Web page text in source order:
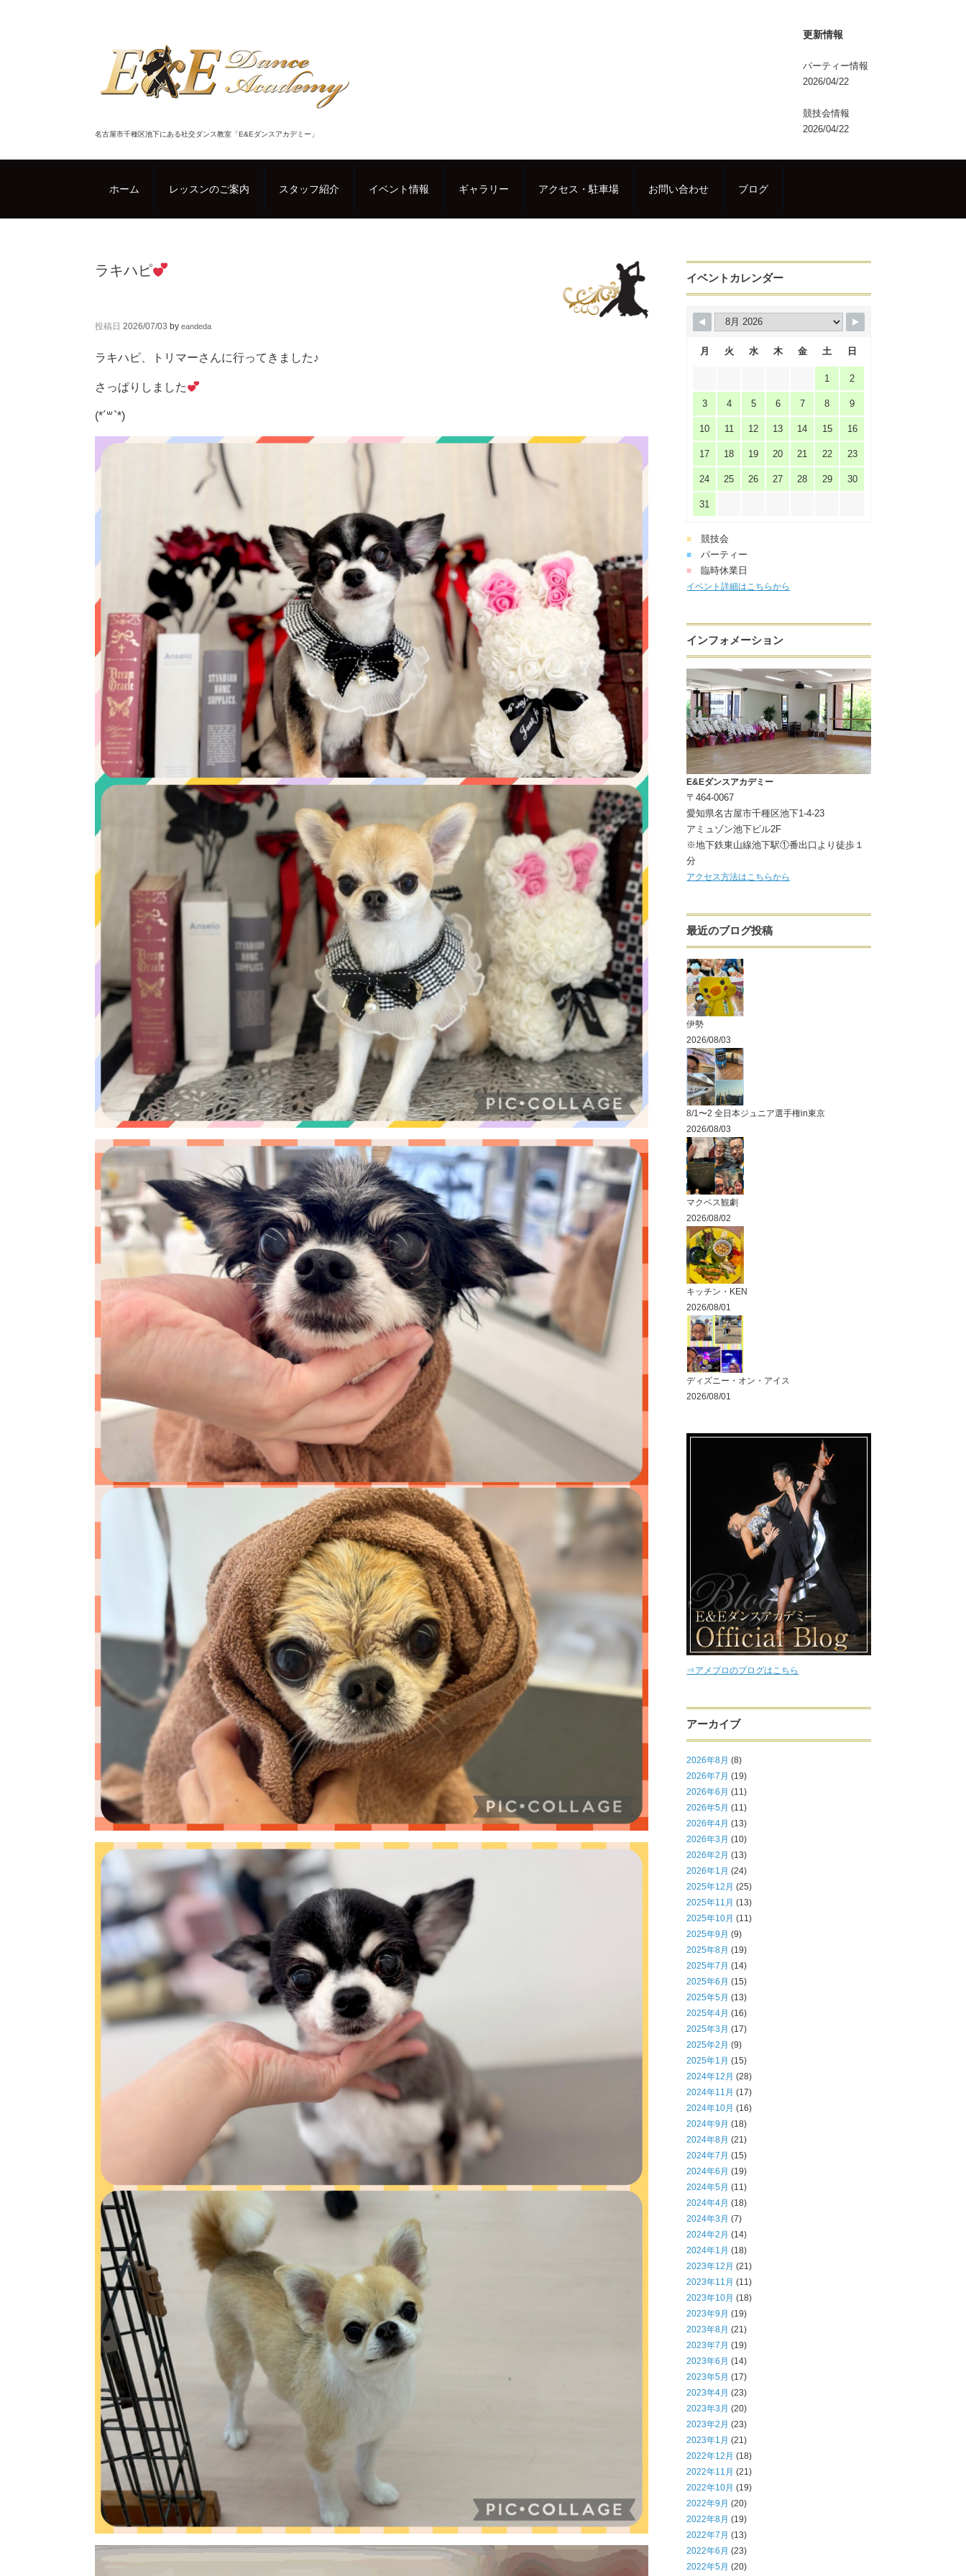
名古屋市千種区池下にある社交ダンス教室「E&Eダンスアカデミー」
更新情報
パーティー情報
2026/04/22
競技会情報
2026/04/22
ホーム レッスンのご案内 スタッフ紹介 イベント情報 ギャラリー アクセス・駐車場 お問い合わせ ブログ
ラキハピ
投稿日 2026/07/03 by eandeda
ラキハピ、トリマーさんに行ってきました♪
さっぱりしました
(*´꒳`*)
イベントカレンダー
月 火 水 木 金 土 日
1 2
3 4 5 6 7 8 9
10 11 12 13 14 15 16
17 18 19 20 21 22 23
24 25 26 27 28 29 30
31
■ 競技会
■ パーティー
■ 臨時休業日
イベント詳細はこちらから
インフォメーション
E&Eダンスアカデミー
〒464-0067
愛知県名古屋市千種区池下1-4-23
アミュゾン池下ビル2F
※地下鉄東山線池下駅①番出口より徒歩１
分
アクセス方法はこちらから
最近のブログ投稿
伊勢
2026/08/03
8/1〜2 全日本ジュニア選手権in東京
2026/08/03
マクベス観劇
2026/08/02
キッチン・KEN
2026/08/01
ディズニー・オン・アイス
2026/08/01
⇒アメブロのブログはこちら
アーカイブ
2026年8月 (8)
2026年7月 (19)
2026年6月 (11)
2026年5月 (11)
2026年4月 (13)
2026年3月 (10)
2026年2月 (13)
2026年1月 (24)
2025年12月 (25)
2025年11月 (13)
2025年10月 (11)
2025年9月 (9)
2025年8月 (19)
2025年7月 (14)
2025年6月 (15)
2025年5月 (13)
2025年4月 (16)
2025年3月 (17)
2025年2月 (9)
2025年1月 (15)
2024年12月 (28)
2024年11月 (17)
2024年10月 (16)
2024年9月 (18)
2024年8月 (21)
2024年7月 (15)
2024年6月 (19)
2024年5月 (11)
2024年4月 (18)
2024年3月 (7)
2024年2月 (14)
2024年1月 (18)
2023年12月 (21)
2023年11月 (11)
2023年10月 (18)
2023年9月 (19)
2023年8月 (21)
2023年7月 (19)
2023年6月 (14)
2023年5月 (17)
2023年4月 (23)
2023年3月 (20)
2023年2月 (23)
2023年1月 (21)
2022年12月 (18)
2022年11月 (21)
2022年10月 (19)
2022年9月 (20)
2022年8月 (19)
2022年7月 (13)
2022年6月 (23)
2022年5月 (20)